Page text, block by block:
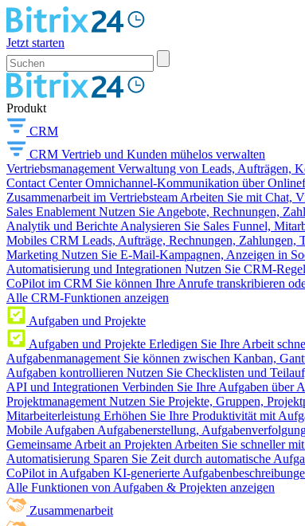
Jetzt starten
Produkt
CRM
CRM Vertrieb und Kunden mühelos verwalten
Vertriebsmanagement Verwaltung von Leads, Aufträgen,
Contact Center Omnichannel-Kommunikation über
Zusammenarbeit im Vertriebsteam Arbeiten Sie mit Chat,
Sales Enablement Nutzen Sie Angebote, Rechnungen,
Analytik und Berichte Analysieren Sie Sales Funnel,
Mobiles CRM Leads, Aufträge, Rechnungen, Zahlungen,
Marketing Nutzen Sie E-Mail-Kampagnen, Anzeigen in
Automatisierung und Integrationen Nutzen Sie CRM-
CoPilot im CRM Sie können Ihre Anrufe transkribieren
Alle CRM-Funktionen anzeigen
Aufgaben und Projekte
Aufgaben und Projekte Erledigen Sie Ihre Arbeit
Aufgabenmanagement Sie können zwischen Kanban,
Aufgaben kontrollieren Nutzen Sie Checklisten und
API und Integrationen Verbinden Sie Ihre Aufgaben über
Projektmanagement Nutzen Sie Projekte, Gruppen,
Mitarbeiterleistung Erhöhen Sie Ihre Produktivität mit
Mobile Aufgaben Aufgabenerstellung,
Gemeinsame Arbeit an Projekten Arbeiten Sie schneller
Automatisierung Sparen Sie Zeit durch automatische
CoPilot in Aufgaben KI-generierte
Alle Funktionen von Aufgaben & Projekten anzeigen
Zusammenarbeit